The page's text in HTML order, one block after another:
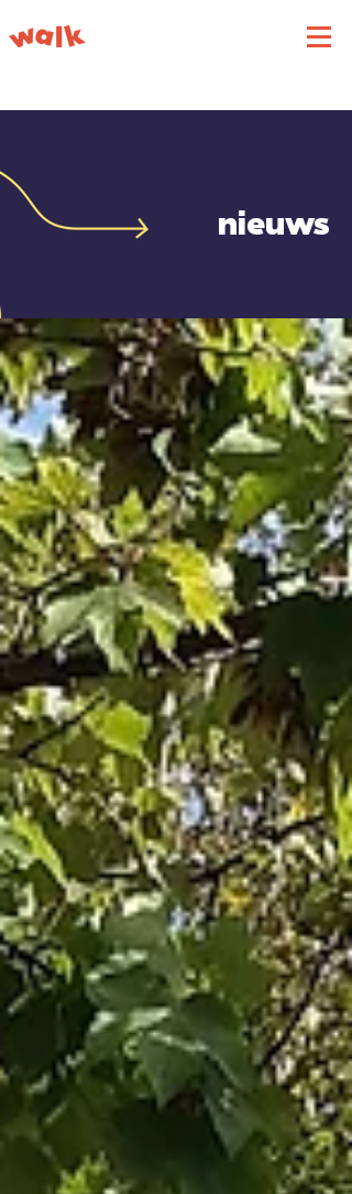
nieuws